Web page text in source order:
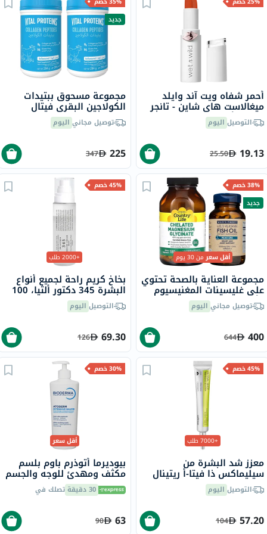
أحمر شفاه ويت آند وايلد
ميغالاست هاي شاين - تانجر
رينغ ذا أليرم
التوصيل اليوم
19.13
25.50
جديد
مجموعة مسحوق ببتيدات
الكولاجين البقري فيتال
بروتينز - 2 × 284 جرام
توصيل مجاني اليوم
225
347
38% خصم
جديد
أقل سعرمن 30 يوم
مجموعة العناية بالصحة تحتوي
على غليسينات المغنيسيوم
وأوميغا 3
توصيل مجاني اليوم
400
644
45% خصم
+2000 طلب
بخاخ كريم راحة لجميع أنواع
البشرة 345 دكتور ألثيا، 100
ملالتوصيل اليوم
69.30
126
45% خصم
+7000 طلب
معزز شد البشرة من
سيليماكس ذا فيتا-أ ريتينال
شوت، 15 مل
التوصيل اليوم
57.20
104
30% خصم
أقل سعر
بيوديرما أتوذرم باوم بلسم
مكثف ومهدئ للوجه والجسم
500 مل 30 دقيقة تصلك في
63
90